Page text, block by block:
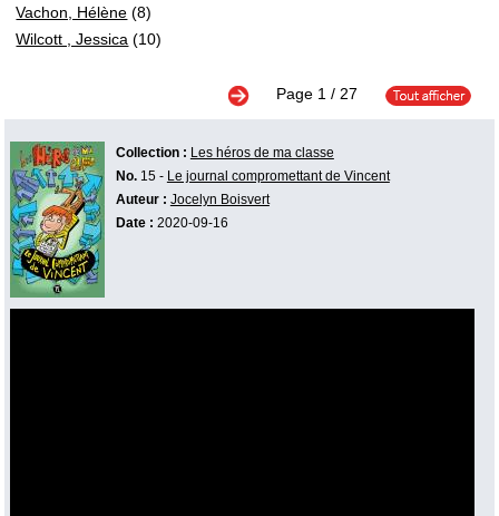
Vachon, Hélène (8)
Wilcott , Jessica (10)
Page 1/ 27
Collection : Les héros de ma classe
No.15 - Le journal compromettant de Vincent
Auteur : Jocelyn Boisvert
Date : 2020-09-16